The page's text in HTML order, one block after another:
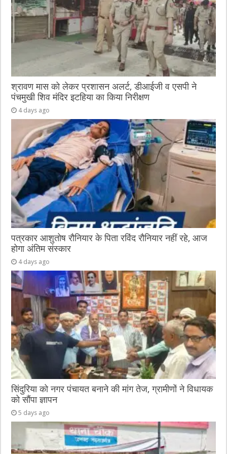
श्रावण मास को लेकर प्रशासन अलर्ट, डीआईजी व एसपी ने
पंचमुखी शिव मंदिर इटहिया का किया निरीक्षण
4 days ago
पत्रकार आशुतोष रौनियार के पिता रविंद रौनियार नहीं रहे, आज
होगा अंतिम संस्कार
4 days ago
सिंदुरिया को नगर पंचायत बनाने की मांग तेज, ग्रामीणों ने विधायक
को सौंपा ज्ञापन
5 days ago